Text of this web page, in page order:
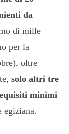
da
di mille
per la
oltre
solo altri tre
minimi
egiziana.